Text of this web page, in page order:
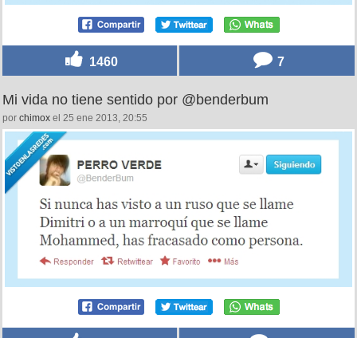
1460 7
Mi vida no tiene sentido por @benderbum
por chimox el 25 ene 2013, 20:55